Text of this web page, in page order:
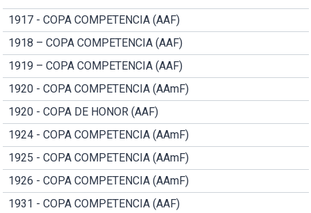
1917 - COPA COMPETENCIA (AAF)
1918 – COPA COMPETENCIA (AAF)
1919 – COPA COMPETENCIA (AAF)
1920 - COPA COMPETENCIA (AAmF)
1920 - COPA DE HONOR (AAF)
1924 - COPA COMPETENCIA (AAmF)
1925 - COPA COMPETENCIA (AAmF)
1926 - COPA COMPETENCIA (AAmF)
1931 - COPA COMPETENCIA (AAF)